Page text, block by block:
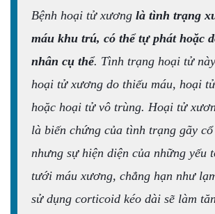
Bệnh hoại tử xương là tình trạng
máu khu trú, có thể tự phát hoặc
nhân cụ thể. Tình trạng hoại tử
hoại tử xương do thiếu máu, hoại
hoặc hoại tử vô trùng. Hoại tử
là biến chứng của tình trạng gãy
nhưng sự hiện diện của những yếu
tưới máu xương, chẳng hạn như
sử dụng corticoid kéo dài sẽ làm